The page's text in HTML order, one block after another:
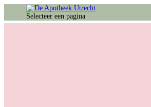
Selecteer een pagina